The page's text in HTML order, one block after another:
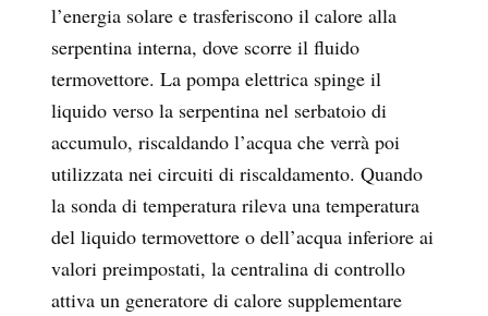
l’energia solare e trasferiscono il calore alla
serpentina interna, dove scorre il fluido
termovettore. La pompa elettrica spinge il
liquido verso la serpentina nel serbatoio di
accumulo, riscaldando l’acqua che verrà poi
utilizzata nei circuiti di riscaldamento. Quando
la sonda di temperatura rileva una temperatura
del liquido termovettore o dell’acqua inferiore ai
valori preimpostati, la centralina di controllo
attiva un generatore di calore supplementare